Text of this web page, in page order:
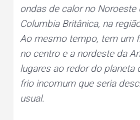
ondas de calor no Noroeste
Columbia Britânica, na
Ao mesmo tempo, tem um
no centro e a nordeste da
lugares ao redor do planeta
frio incomum que seria
usual.